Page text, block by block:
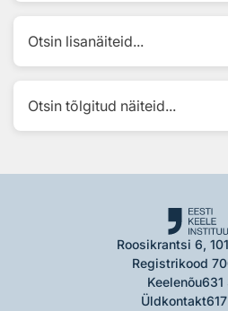
Otsin lisanäiteid...
Otsin tõlgitud näiteid...
Roosikrantsi 6,
Registrikood
Keelenõu631
Üldkontakt